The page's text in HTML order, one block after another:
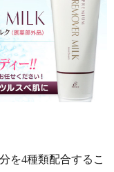
を4種類配合するこ